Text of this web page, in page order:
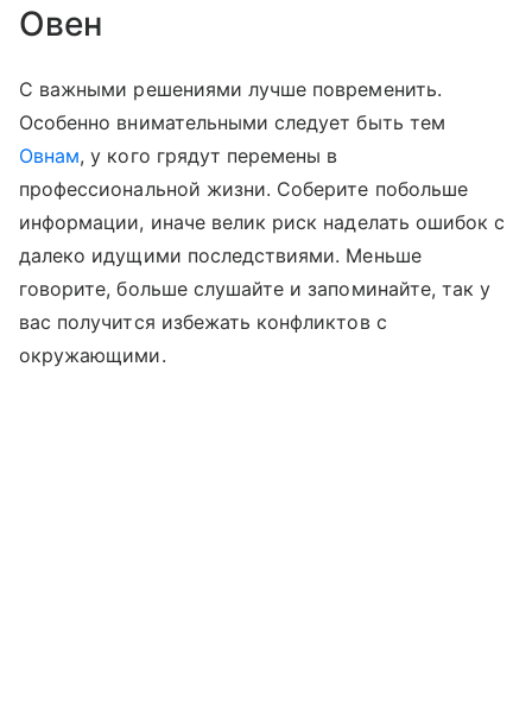
Овен
С важными решениями лучше повременить.
Особенно внимательными следует быть тем
Овнам, у кого грядут перемены в
профессиональной жизни. Соберите побольше
информации, иначе велик риск наделать ошибок с
далеко идущими последствиями. Меньше
говорите, больше слушайте и запоминайте, так у
вас получится избежать конфликтов с
окружающими.